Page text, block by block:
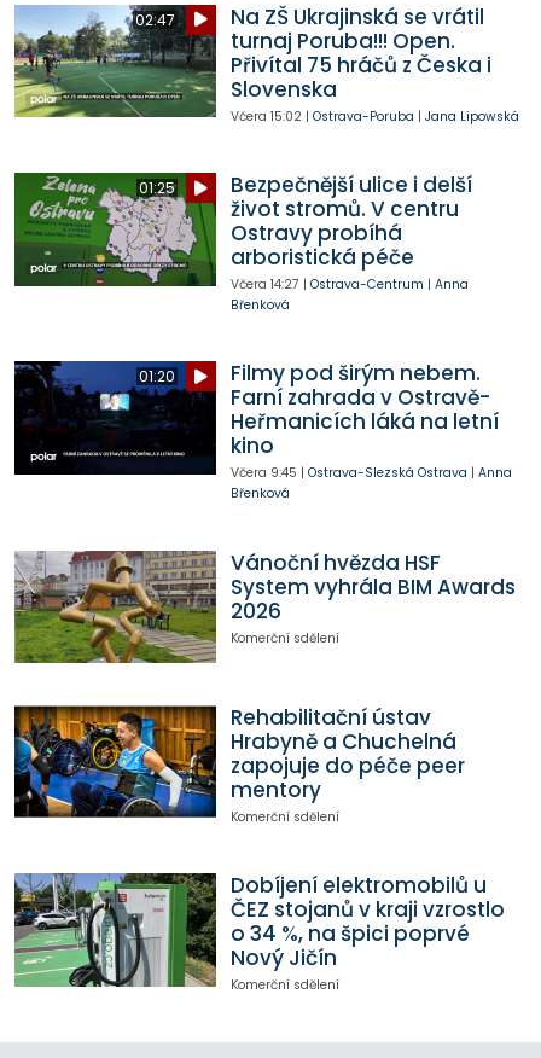
02:47
Na ZŠ Ukrajinská se vrátil
turnaj Poruba!!! Open.
Přivítal 75 hráčů z Česka i
Slovenska
Včera 15:02| Ostrava-Poruba | Jana Lipowská
01:25
Bezpečnější ulice i delší
život stromů. V centru
Ostravy probíhá
arboristická péče
Včera 14:27 | Ostrava-Centrum | Anna
Břenková
01:20
Filmy pod širým nebem.
Farní zahrada v Ostravě-
Heřmanicích láká na letní
kino
Včera 9:45 | Ostrava-Slezská Ostrava | Anna
Břenková
Vánoční hvězda HSF
System vyhrála BIM Awards
2026
Komerční sdělení
Rehabilitační ústav
Hrabyně a Chuchelná
zapojuje do péče peer
mentory
Komerční sdělení
Dobíjení elektromobilů u
ČEZ stojanů v kraji vzrostlo
o 34 %, na špici poprvé
Nový Jičín
Komerční sdělení